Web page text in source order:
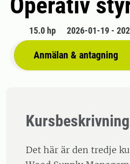
15.0 hp 2026-01-19 -
Anmälan & antagning
Kursbeskrivning
Det här är den tredje